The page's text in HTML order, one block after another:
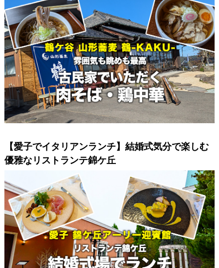
【愛子でイタリアンランチ】結婚式気分で楽しむ
優雅なリストランテ錦ケ丘